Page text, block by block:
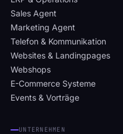
Sales Agent
Marketing Agent
Telefon & Kommunikation
Websites & Landingpages
Webshops
E-Commerce Systeme
Events & Vorträge
UNTERNEHMEN